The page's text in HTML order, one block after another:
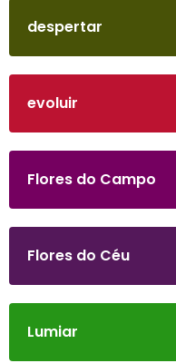
despertar
evoluir
Flores do Campo
Flores do Céu
Lumiar